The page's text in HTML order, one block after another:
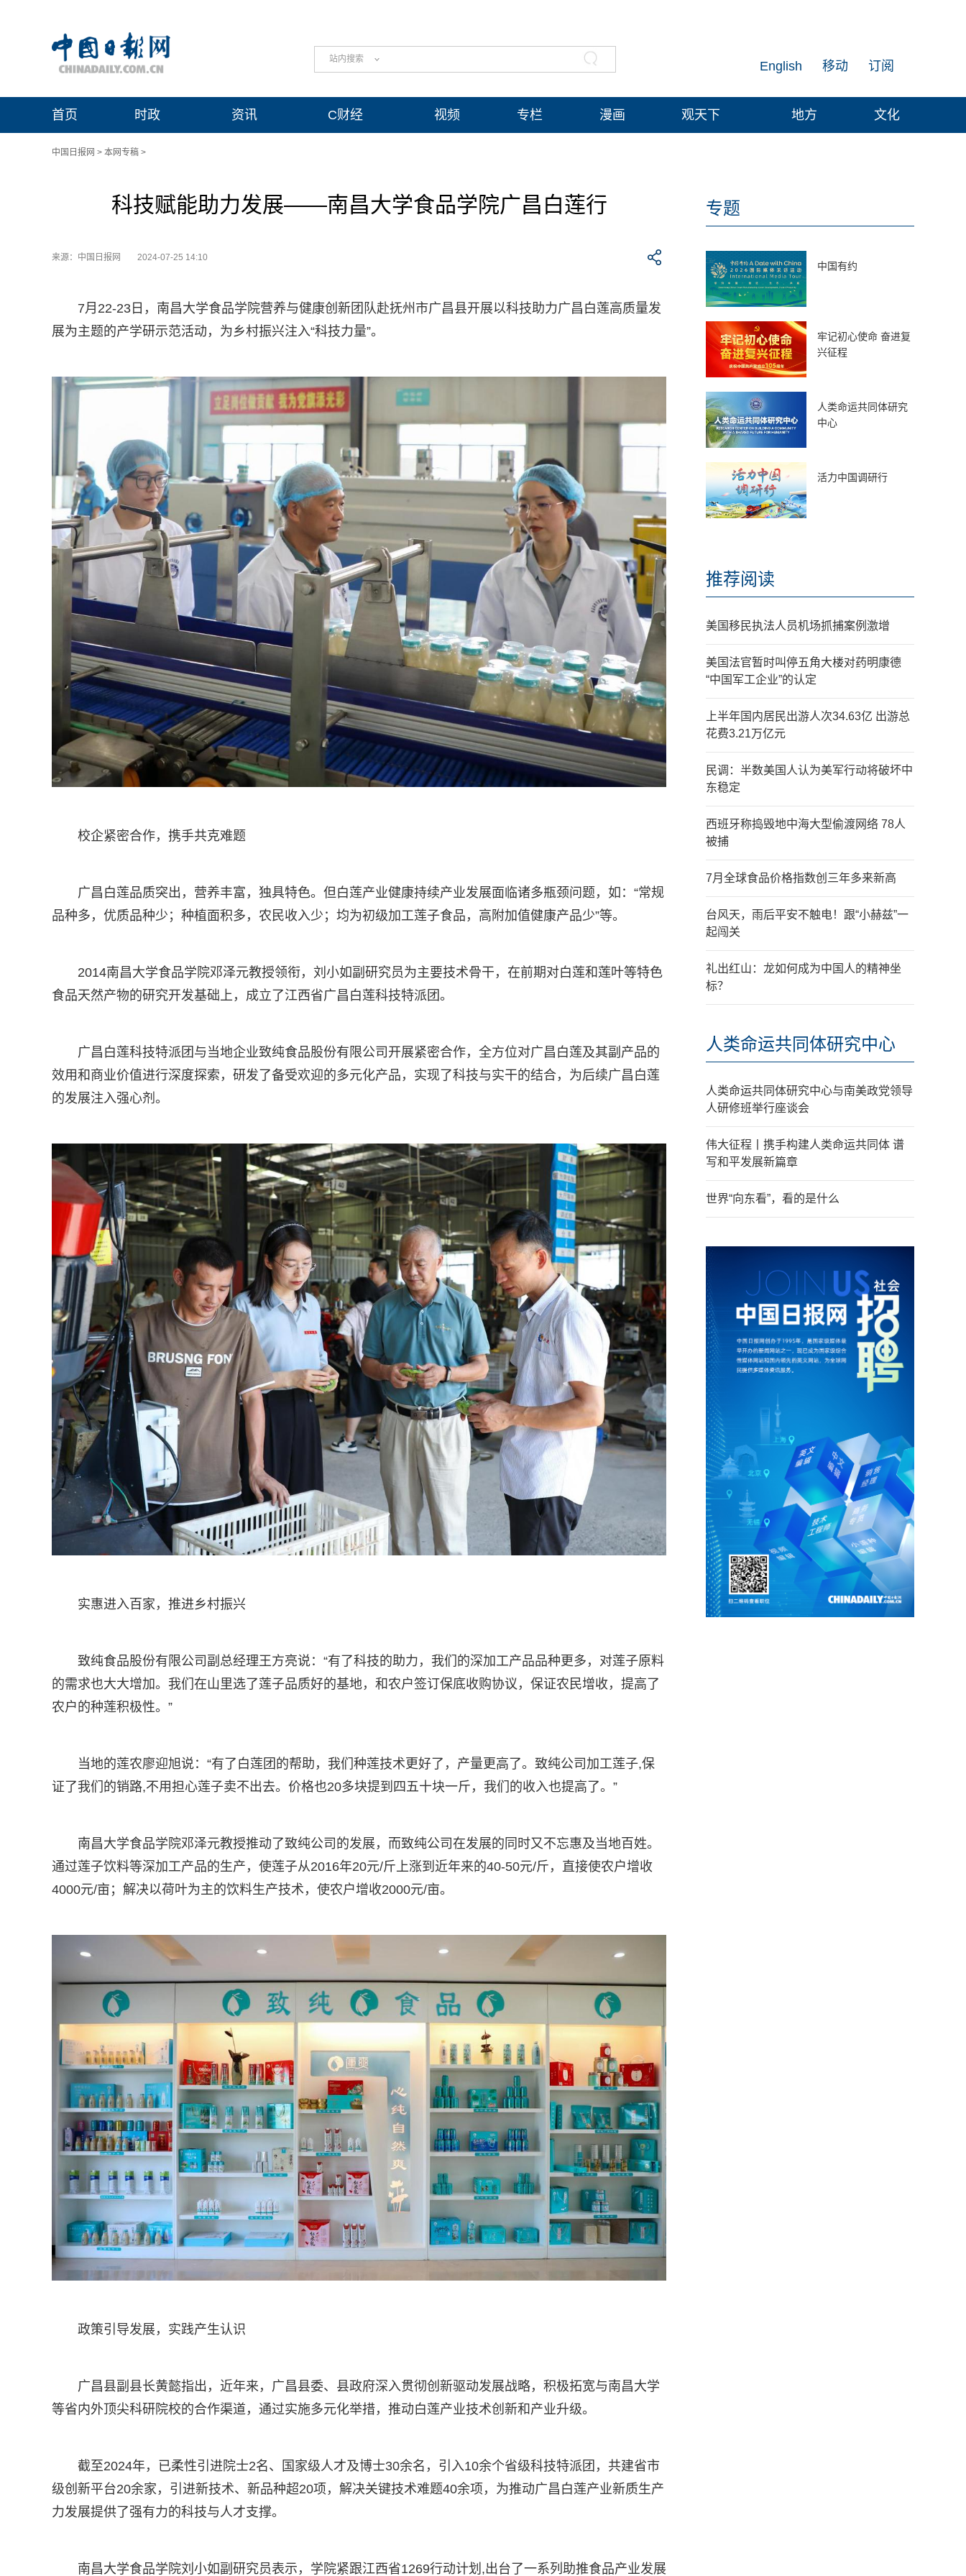
站内搜索 订阅
移动
English
首页 时政 资讯 C财经 视频 专栏 漫画 观天下 地方 文化
中国日报网 > 本网专稿 >
科技赋能助力发展——南昌大学食品学院广昌白莲行
来源：中国日报网 2024-07-25 14:10
7月22-23日，南昌大学食品学院营养与健康创新团队赴抚州市广昌县开展以科技助力广昌白莲高质量发
展为主题的产学研示范活动，为乡村振兴注入“科技力量”。
校企紧密合作，携手共克难题
广昌白莲品质突出，营养丰富，独具特色。但白莲产业健康持续产业发展面临诸多瓶颈问题，如：“常规
品种多，优质品种少；种植面积多，农民收入少；均为初级加工莲子食品，高附加值健康产品少”等。
2014南昌大学食品学院邓泽元教授领衔，刘小如副研究员为主要技术骨干，在前期对白莲和莲叶等特色
食品天然产物的研究开发基础上，成立了江西省广昌白莲科技特派团。
广昌白莲科技特派团与当地企业致纯食品股份有限公司开展紧密合作，全方位对广昌白莲及其副产品的
效用和商业价值进行深度探索，研发了备受欢迎的多元化产品，实现了科技与实干的结合，为后续广昌白莲
的发展注入强心剂。
实惠进入百家，推进乡村振兴
致纯食品股份有限公司副总经理王方亮说：“有了科技的助力，我们的深加工产品品种更多，对莲子原料
的需求也大大增加。我们在山里选了莲子品质好的基地，和农户签订保底收购协议，保证农民增收，提高了
农户的种莲积极性。”
当地的莲农廖迎旭说：“有了白莲团的帮助，我们种莲技术更好了，产量更高了。致纯公司加工莲子,保
证了我们的销路,不用担心莲子卖不出去。价格也20多块提到四五十块一斤，我们的收入也提高了。”
南昌大学食品学院邓泽元教授推动了致纯公司的发展，而致纯公司在发展的同时又不忘惠及当地百姓。
通过莲子饮料等深加工产品的生产，使莲子从2016年20元/斤上涨到近年来的40-50元/斤，直接使农户增收
4000元/亩；解决以荷叶为主的饮料生产技术，使农户增收2000元/亩。
政策引导发展，实践产生认识
广昌县副县长黄懿指出，近年来，广昌县委、县政府深入贯彻创新驱动发展战略，积极拓宽与南昌大学
等省内外顶尖科研院校的合作渠道，通过实施多元化举措，推动白莲产业技术创新和产业升级。
截至2024年，已柔性引进院士2名、国家级人才及博士30余名，引入10余个省级科技特派团，共建省市
级创新平台20余家，引进新技术、新品种超20项，解决关键技术难题40余项，为推动广昌白莲产业新质生产
力发展提供了强有力的科技与人才支撑。
南昌大学食品学院刘小如副研究员表示，学院紧跟江西省1269行动计划,出台了一系列助推食品产业发展
专题
中国有约
牢记初心使命 奋进复
兴征程
人类命运共同体研究
中心
活力中国调研行
推荐阅读
美国移民执法人员机场抓捕案例激增
美国法官暂时叫停五角大楼对药明康德
“中国军工企业”的认定
上半年国内居民出游人次34.63亿 出游总
花费3.21万亿元
民调：半数美国人认为美军行动将破坏中
东稳定
西班牙称捣毁地中海大型偷渡网络 78人
被捕
7月全球食品价格指数创三年多来新高
台风天，雨后平安不触电！跟“小赫兹”一
起闯关
礼出红山：龙如何成为中国人的精神坐
标？
人类命运共同体研究中心
人类命运共同体研究中心与南美政党领导
人研修班举行座谈会
伟大征程丨携手构建人类命运共同体 谱
写和平发展新篇章
世界“向东看”，看的是什么